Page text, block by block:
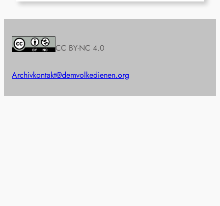
CC BY-NC 4.0
Archivkontakt@demvolkedienen.org